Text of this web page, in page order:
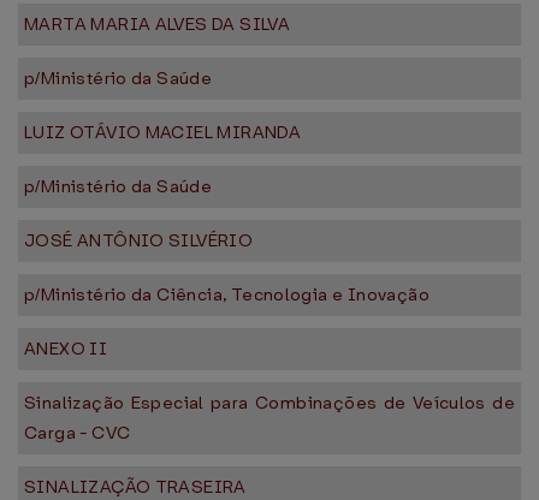
MARTA MARIA ALVES DA SILVA
p/Ministério da Saúde
LUIZ OTÁVIO MACIEL MIRANDA
p/Ministério da Saúde
JOSÉ ANTÔNIO SILVÉRIO
p/Ministério da Ciência, Tecnologia e Inovação
ANEXO II
Sinalização Especial para Combinações de Veículos de
Carga - CVC
SINALIZAÇÃO TRASEIRA